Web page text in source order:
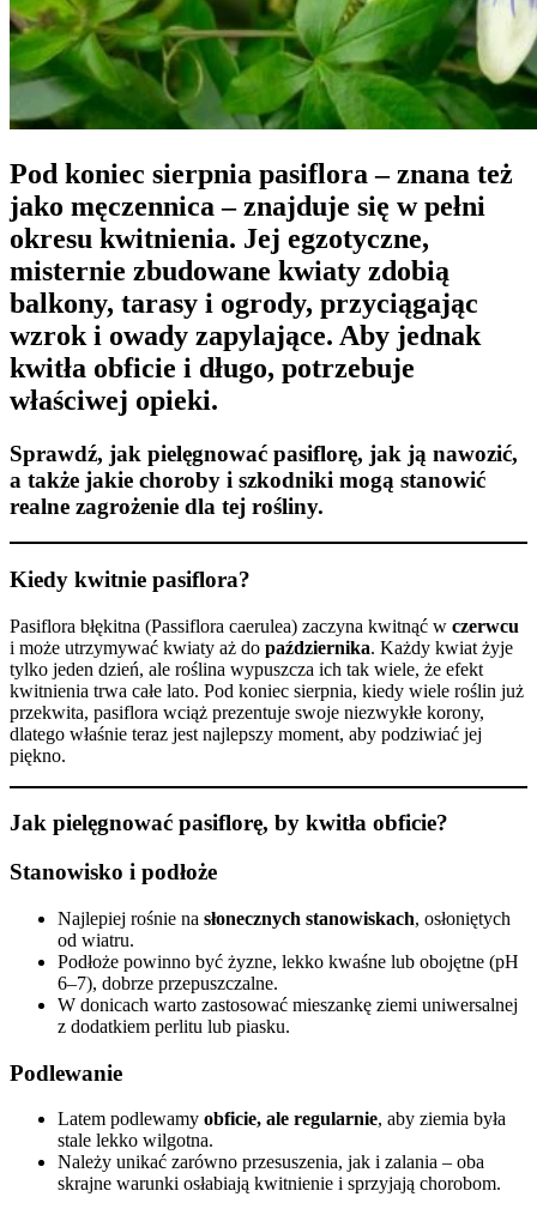
Pod koniec sierpnia pasiflora – znana też
jako męczennica – znajduje się w pełni
okresu kwitnienia. Jej egzotyczne,
misternie zbudowane kwiaty zdobią
balkony, tarasy i ogrody, przyciągając
wzrok i owady zapylające. Aby jednak
kwitła obficie i długo, potrzebuje
właściwej opieki.
Sprawdź, jak pielęgnować pasiflorę, jak ją nawozić,
a także jakie choroby i szkodniki mogą stanowić
realne zagrożenie dla tej rośliny.
Kiedy kwitnie pasiflora?
Pasiflora błękitna (Passiflora caerulea) zaczyna kwitnąć w czerwcu
i może utrzymywać kwiaty aż do października. Każdy kwiat żyje
tylko jeden dzień, ale roślina wypuszcza ich tak wiele, że efekt
kwitnienia trwa całe lato. Pod koniec sierpnia, kiedy wiele roślin już
przekwita, pasiflora wciąż prezentuje swoje niezwykłe korony,
dlatego właśnie teraz jest najlepszy moment, aby podziwiać jej
piękno.
Jak pielęgnować pasiflorę, by kwitła obficie?
Stanowisko i podłoże
Najlepiej rośnie na słonecznych stanowiskach, osłoniętych
od wiatru.
Podłoże powinno być żyzne, lekko kwaśne lub obojętne (pH
6–7), dobrze przepuszczalne.
W donicach warto zastosować mieszankę ziemi uniwersalnej
z dodatkiem perlitu lub piasku.
Podlewanie
Latem podlewamy obficie, ale regularnie, aby ziemia była
stale lekko wilgotna.
Należy unikać zarówno przesuszenia, jak i zalania – oba
skrajne warunki osłabiają kwitnienie i sprzyjają chorobom.